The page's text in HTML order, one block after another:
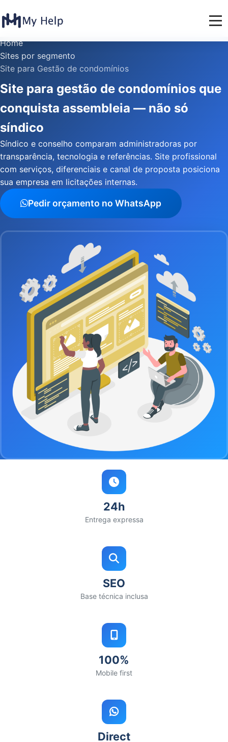
Home
Sites por segmento
Site para Gestão de condomínios
Site para gestão de condomínios que
conquista assembleia — não só
síndico
Síndico e conselho comparam administradoras por
transparência, tecnologia e referências. Site profissional
com serviços, diferenciais e canal de proposta posiciona
sua empresa em licitações internas.
Pedir orçamento no WhatsApp
24h
Entrega expressa
SEO
Base técnica inclusa
100%
Mobile first
Direct